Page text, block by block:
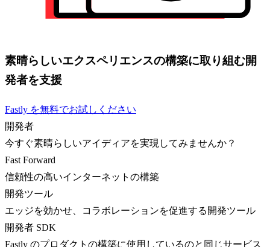
素晴らしいエクスペリエンスの構築に取り組む開
発者を支援
Fastly を無料でお試しください
開発者
今すぐ素晴らしいアイディアを実現してみませんか？
Fast Forward
信頼性の高いインターネットの構築
開発ツール
エッジを効かせ、コラボレーションを促進する開発ツール
開発者 SDK
Fastly のプロダクトの構築に使用しているのと同じサービス